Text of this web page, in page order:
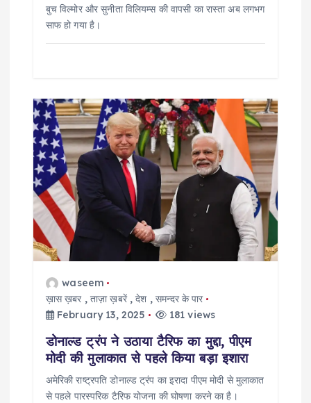
बुच विल्मोर और सुनीता विलियम्स की वापसी का रास्ता अब लगभग
साफ हो गया है।
waseem
ख़ास ख़बर ,ताज़ा ख़बरें,देश ,समन्दर के पार
February 13, 2025
181 views
डोनाल्ड ट्रंप ने उठाया टैरिफ का मुद्दा, पीएम
मोदी की मुलाकात से पहले किया बड़ा इशारा
अमेरिकी राष्ट्रपति डोनाल्ड ट्रंप का इरादा पीएम मोदी से मुलाकात
से पहले पारस्परिक टैरिफ योजना की घोषणा करने का है।